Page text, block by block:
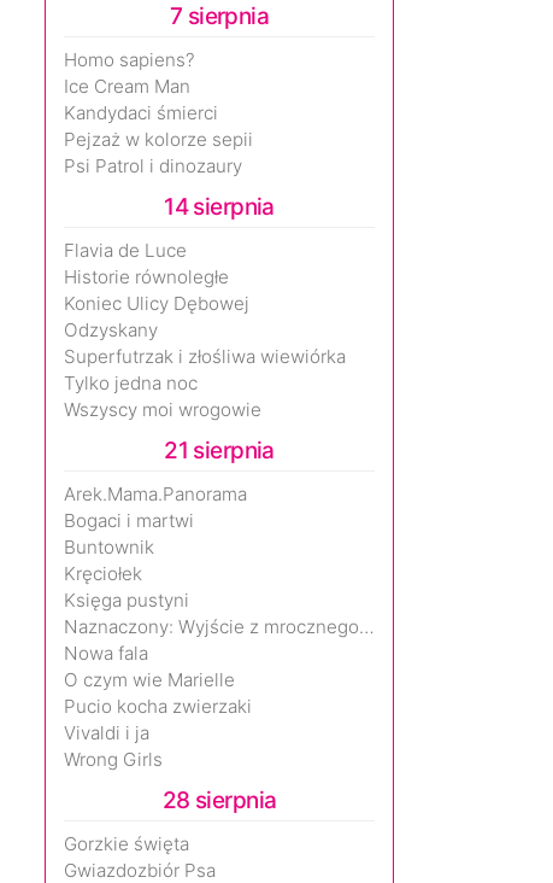
7 sierpnia
Homo sapiens?
Ice Cream Man
Kandydaci śmierci
Pejzaż w kolorze sepii
Psi Patrol i dinozaury
14 sierpnia
Flavia de Luce
Historie równoległe
Koniec Ulicy Dębowej
Odzyskany
Superfutrzak i złośliwa wiewiórka
Tylko jedna noc
Wszyscy moi wrogowie
21 sierpnia
Arek.Mama.Panorama
Bogaci i martwi
Buntownik
Kręciołek
Księga pustyni
Naznaczony: Wyjście z mrocznego wymiaru
Nowa fala
O czym wie Marielle
Pucio kocha zwierzaki
Vivaldi i ja
Wrong Girls
28 sierpnia
Gorzkie święta
Gwiazdozbiór Psa